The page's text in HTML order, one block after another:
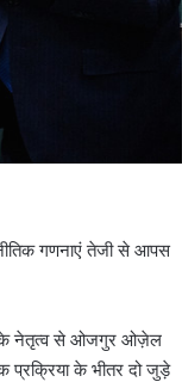
गणनाएं तेजी से आपस
के नेतृत्व से ओजगुर ओज़ेल
प्रक्रिया के भीतर दो जुड़े